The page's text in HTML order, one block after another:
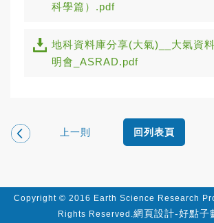
科學篇）.pdf
地科資料庫分享(大氣)__大氣資
明會_ASRAD.pdf
上一則 回列表頁
Copyright © 2016 Earth Science Research
Rights Reserved.網頁設計-好點子